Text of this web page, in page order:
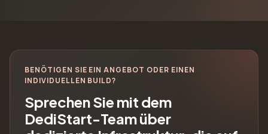
BENÖTIGEN SIE EIN ANGEBOT ODER EINEN
INDIVIDUELLEN BUILD?
Sprechen Sie mit dem
DediStart-Team über